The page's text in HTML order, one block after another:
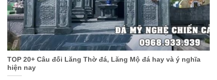
TOP 20+ Câu đối Lăng Thờ đá, Lăng Mộ đá hay và ý nghĩa
hiện nay